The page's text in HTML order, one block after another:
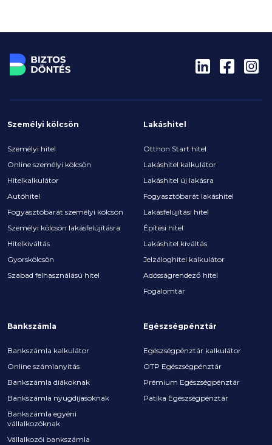
Személyi kölcsön
Személyi hitel
Online személyi kölcsön
Hitelkalkulátor
Autóhitel
Fogyasztóbarát személyi kölcsön
Személyi kölcsön lakásfelújításra
Hitelkiváltás
Gyorskölcsön
Szabad felhasználású hitel
Lakáshitel
Otthon Start hitel
Lakáshitel kalkulátor
Lakáshitel új lakásra
Fogyasztóbarát lakáshitel
Lakásfelújítási hitel
Építési hitel
Lakáshitel kiváltás
Jelzáloghitel kalkulátor
Adósságrendező hitel
Fogalomtár
Bankszámla
Bankszámla kalkulátor
Online számlanyitás
Bankszámla diákoknak
Bankszámla nyugdíjasoknak
Bankszámla egyéni
vállalkozóknak
Vállalkozói bankszámla
Egészségpénztár
Egészségpénztár kalkulátor
OTP Egészségpénztár
Prémium Egészségpénztár
Patika Egészségpénztár